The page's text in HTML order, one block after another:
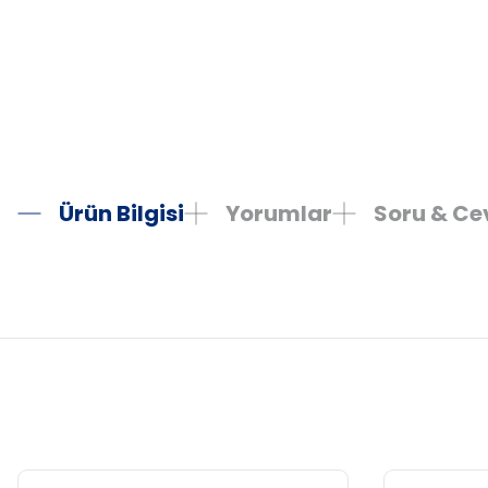
Ürün Bilgisi Yorumlar Soru &